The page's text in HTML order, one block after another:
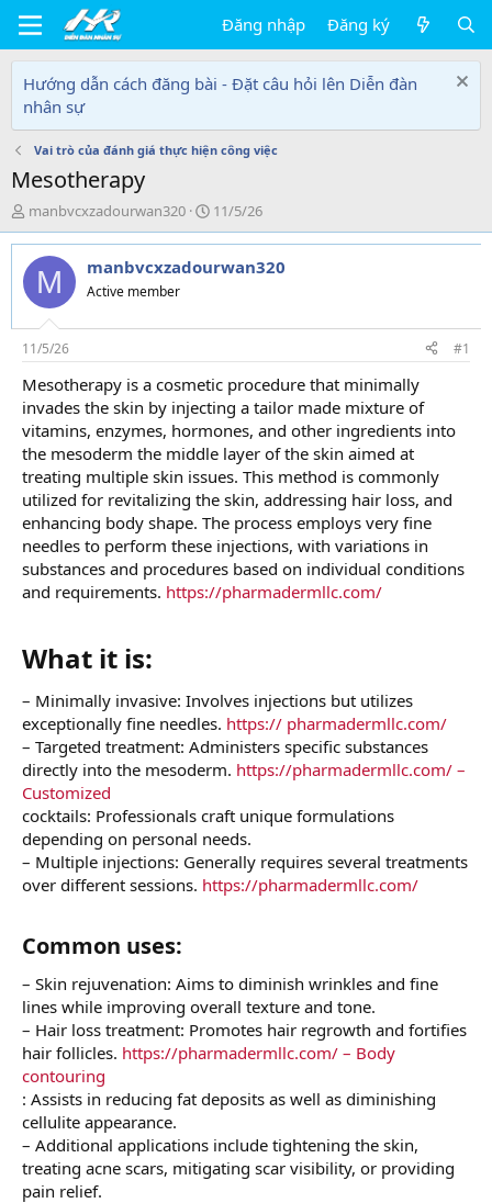
Đăng nhập Đăng ký
Hướng dẫn cách đăng bài - Đặt câu hỏi lên Diễn đàn
nhân sự
Vai trò của đánh giá thực hiện công việc
Mesotherapy
T
h
r
e
d
s
t
a
r
t
e
r
manbvcxzadourwan320
N
g
à
y
i
11/5/26
M manbvcxzadourwan320
Active member
11/5/26 #1
Mesotherapy is a cosmetic procedure that minimally
invades the skin by injecting a tailor made mixture of
vitamins, enzymes, hormones, and other ingredients into
the mesoderm the middle layer of the skin aimed at
treating multiple skin issues. This method is commonly
utilized for revitalizing the skin, addressing hair loss, and
enhancing body shape. The process employs very fine
needles to perform these injections, with variations in
substances and procedures based on individual conditions
and requirements. https://pharmadermllc.com/
What it is:​
– Minimally invasive: Involves injections but utilizes
exceptionally fine needles. https:// pharmadermllc.com/
– Targeted treatment: Administers specific substances
directly into the mesoderm. https://pharmadermllc.com/ –
Customized
cocktails: Professionals craft unique formulations
depending on personal needs.
– Multiple injections: Generally requires several treatments
over different sessions. https://pharmadermllc.com/
Common uses:​
– Skin rejuvenation: Aims to diminish wrinkles and fine
lines while improving overall texture and tone.
– Hair loss treatment: Promotes hair regrowth and fortifies
hair follicles. https://pharmadermllc.com/ – Body
contouring
: Assists in reducing fat deposits as well as diminishing
cellulite appearance.
– Additional applications include tightening the skin,
treating acne scars, mitigating scar visibility, or providing
pain relief.